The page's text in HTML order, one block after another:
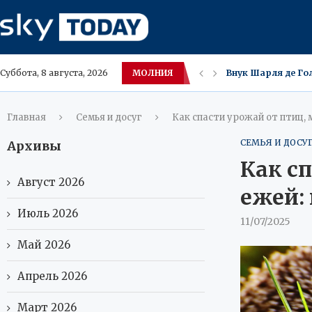
Суббота, 8 августа, 2026 МОЛНИЯ Употребление
Оземпик‑фейс —
Налоговая РФ
В ХМАО цены на
Гигантские
Обрушившийся
30 минут
Миф о золотом
Главная Семья и досуг Как спасти урожай от
СЕМЬЯ И
Как
ежей:
11/07/2025
Архивы
Август 2026
Июль 2026
Май 2026
Апрель 2026
Март 2026